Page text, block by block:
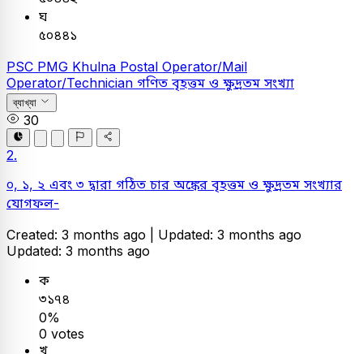
ঘ
৫০৪৪১
PSC PMG Khulna Postal Operator/Mail
Operator/Technician গণিত বৃহত্তম ও ক্ষুদ্রতম সংখ্যা
ব্যাখ্যা
30
2.
০, ১, ২ এবং ৩ দ্বারা গঠিত চার অঙ্কের বৃহত্তম ও ক্ষুদ্রতম সংখ্যার
যোগফল-
Created: 3 months ago | Updated: 3 months ago
Updated: 3 months ago
ক
৩১৭৪
0%
0 votes
খ